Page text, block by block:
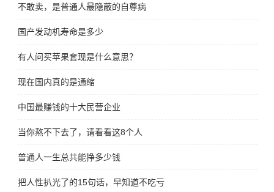
不敢卖，是普通人最隐蔽的自尊病
国产发动机寿命是多少
有人问买苹果套现是什么意思？
现在国内真的是通缩
中国最赚钱的十大民营企业
当你熬不下去了，请看看这8个人
普通人一生总共能挣多少钱
把人性扒光了的15句话，早知道不吃亏